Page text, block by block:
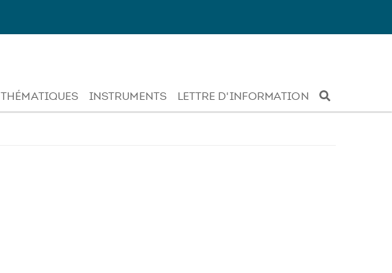
THÉMATIQUES INSTRUMENTS LETTRE D'INFORMATION